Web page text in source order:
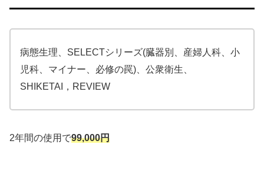
病態生理、SELECTシリーズ(臓器別、産婦人科、小
児科、マイナー、必修の罠)、公衆衛生、
SHIKETAI，REVIEW
2年間の使用で99,000円